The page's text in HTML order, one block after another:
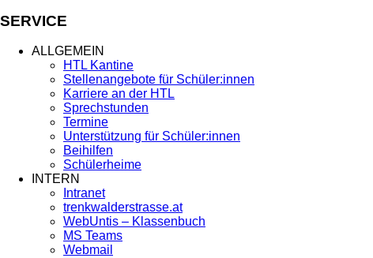
SERVICE
ALLGEMEIN
HTL Kantine
Stellenangebote für Schüler:innen
Karriere an der HTL
Sprechstunden
Termine
Unterstützung für Schüler:innen
Beihilfen
Schülerheime
INTERN
Intranet
trenkwalderstrasse.at
WebUntis – Klassenbuch
MS Teams
Webmail